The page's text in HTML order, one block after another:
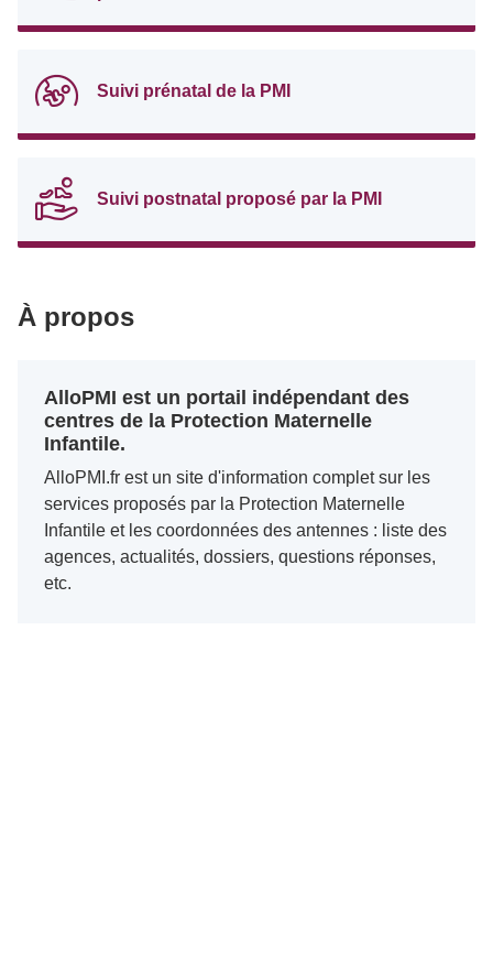
Suivi prénatal de la PMI
Suivi postnatal proposé par la PMI
À propos
AlloPMI est un portail indépendant des
centres de la Protection Maternelle
Infantile.
AlloPMI.fr est un site d'information complet sur les
services proposés par la Protection Maternelle
Infantile et les coordonnées des antennes : liste des
agences, actualités, dossiers, questions réponses,
etc.